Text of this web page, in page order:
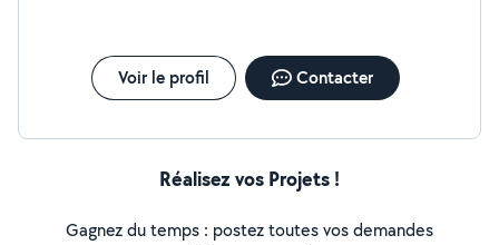
Voir le profil Contacter
Réalisez vos Projets !
Gagnez du temps : postez toutes vos demandes